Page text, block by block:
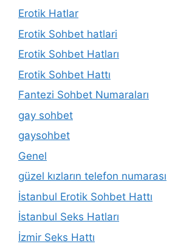
Erotik Hatlar
Erotik Sohbet hatlari
Erotik Sohbet Hatları
Erotik Sohbet Hattı
Fantezi Sohbet Numaraları
gay sohbet
gaysohbet
Genel
güzel kızların telefon numarası
İstanbul Erotik Sohbet Hattı
İstanbul Seks Hatları
İzmir Seks Hattı